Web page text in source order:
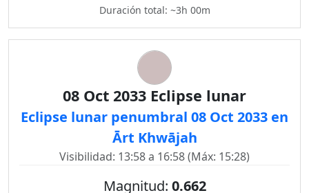
Duración total: ~3h 00m
08 Oct 2033 Eclipse lunar
Eclipse lunar penumbral 08 Oct 2033 en
Ārt Khwājah
Visibilidad: 13:58 a 16:58 (Máx: 15:28)
Magnitud: 0.662